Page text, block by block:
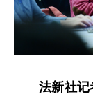
法新社记